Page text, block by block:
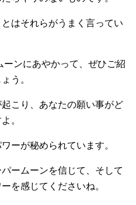
はそれらがうまく言ってい
ンにあやかって、ぜひご紹
う。
こり、あなたの願い事がど
。
ーが秘められています。
ームーンを信じて、そして
を感じてくださいね。